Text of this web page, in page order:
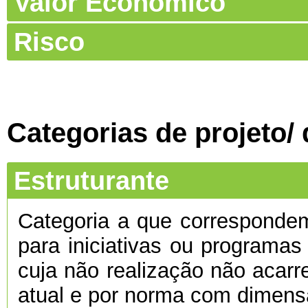
Risco
Categorias de projeto/
Estruturante
Categoria a que
para iniciativas ou
cuja não realização não
atual e por norma com